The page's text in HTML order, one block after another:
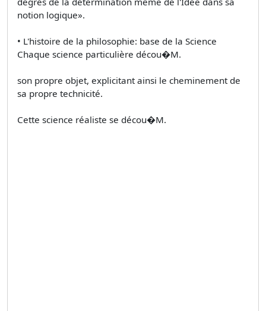
notion logique».
• L'histoire de la philosophie: base de la Science
Chaque science particulière décou�M.
son propre objet, explicitant ainsi le cheminement de
sa propre technicité.
Cette science réaliste se décou�M.